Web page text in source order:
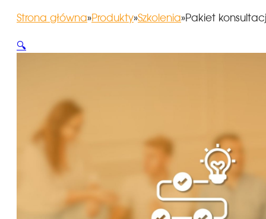
Strona główna»Produkty»Szkolenia»Pakiet
🔍